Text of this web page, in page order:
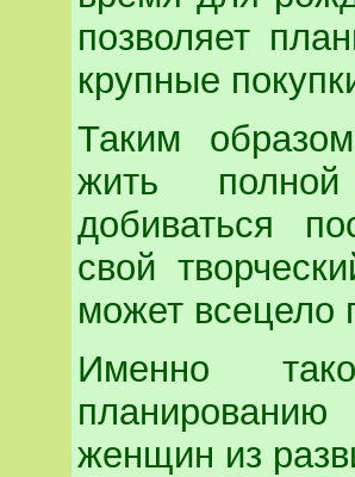
позволяет
крупные
Таким
жить
добиваться
свой
может всецело
Именно
женщин из